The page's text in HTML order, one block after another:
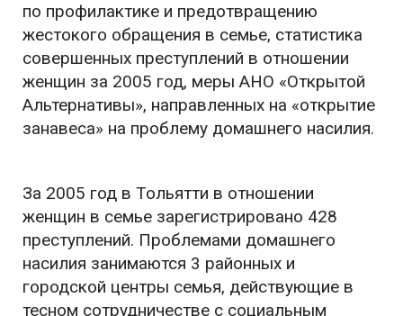
по профилактике и предотвращению
жестокого обращения в семье, статистика
совершенных преступлений в отношении
женщин за 2005 год, меры АНО «Открытой
Альтернативы», направленных на «открытие
занавеса» на проблему домашнего насилия.
За 2005 год в Тольятти в отношении
женщин в семье зарегистрировано 428
преступлений. Проблемами домашнего
насилия занимаются 3 районных и
городской центры семья, действующие в
тесном сотрудничестве с социальным